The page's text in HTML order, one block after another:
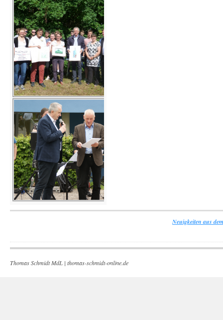
Neuigkeiten aus
Thomas Schmidt MdL | thomas-schmidt-online.de